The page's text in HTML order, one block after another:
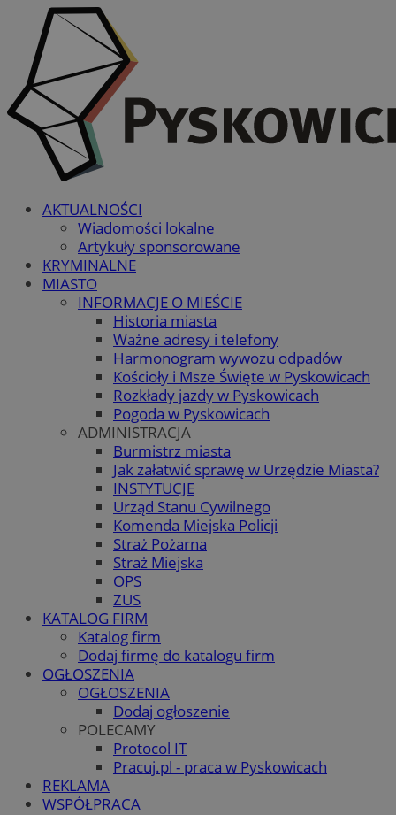
AKTUALNOŚCI
Wiadomości lokalne
Artykuły sponsorowane
KRYMINALNE
MIASTO
INFORMACJE O MIEŚCIE
Historia miasta
Ważne adresy i telefony
Harmonogram wywozu odpadów
Kościoły i Msze Święte w Pyskowicach
Rozkłady jazdy w Pyskowicach
Pogoda w Pyskowicach
ADMINISTRACJA
Burmistrz miasta
Jak załatwić sprawę w Urzędzie Miasta?
INSTYTUCJE
Urząd Stanu Cywilnego
Komenda Miejska Policji
Straż Pożarna
Straż Miejska
OPS
ZUS
KATALOG FIRM
Katalog firm
Dodaj firmę do katalogu firm
OGŁOSZENIA
OGŁOSZENIA
Dodaj ogłoszenie
POLECAMY
Protocol IT
Pracuj.pl - praca w Pyskowicach
REKLAMA
WSPÓŁPRACA